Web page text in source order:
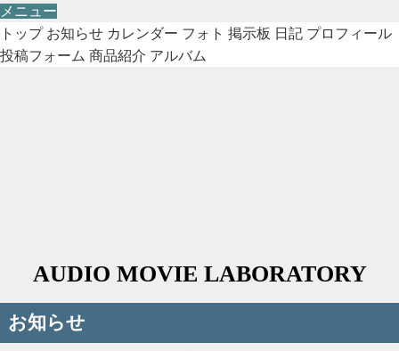
メニュー
トップ お知らせ カレンダー フォト 掲示板 日記 プロフィール
投稿フォーム 商品紹介 アルバム
AUDIO MOVIE LABORATORY
お知らせ